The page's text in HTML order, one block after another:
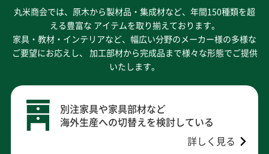
丸米商会では、原木から製材品・集成材など、年間150種類を超
える豊富な アイテムを取り揃えております。
家具・教材・インテリアなど、幅広い分野のメーカー様の多様な
ご要望にお応えし、
加工部材から完成品まで様々な形態でご提供
いたします。
別注家具や家具部材など
海外生産への切替えを検討している
詳しく見る